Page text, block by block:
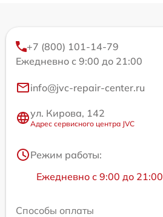
+7 (800) 101-14-79
Ежедневно с 9:00 до 21:00
info@jvc-repair-center.ru
ул. Кирова, 142
Адрес сервисного центра JVC
Режим работы:
Ежедневно с 9:00 до 21:00
Способы оплаты